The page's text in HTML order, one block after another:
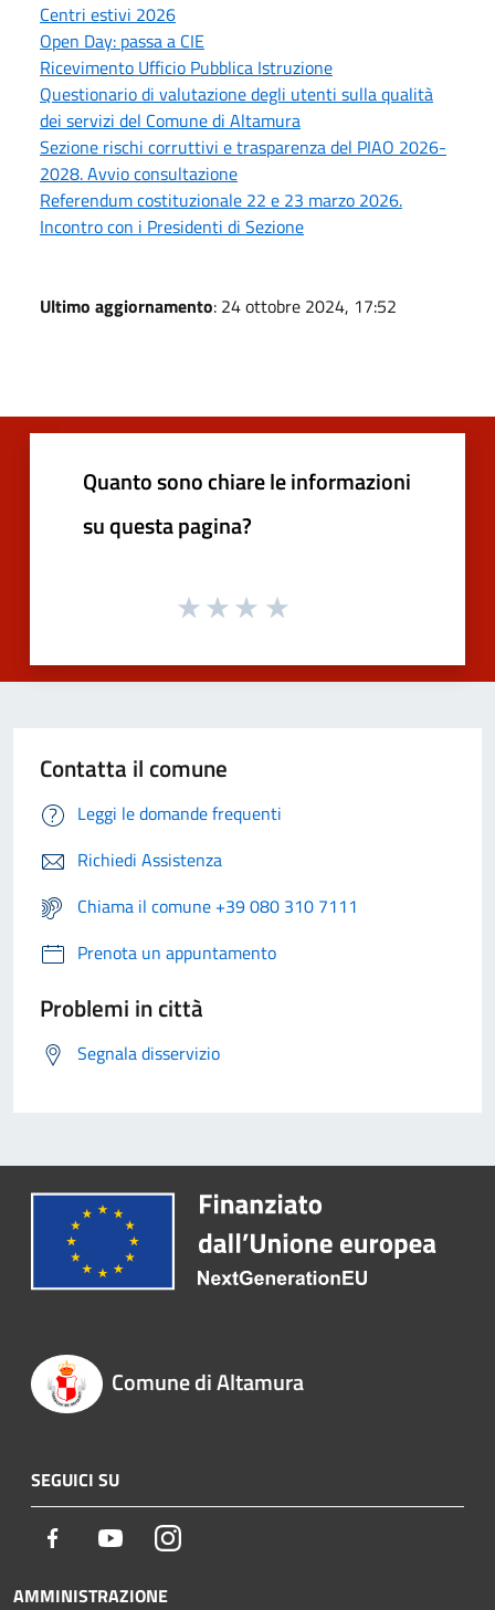
Centri estivi 2026
Open Day: passa a CIE
Ricevimento Ufficio Pubblica Istruzione
Questionario di valutazione degli utenti sulla qualità
dei servizi del Comune di Altamura
Sezione rischi corruttivi e trasparenza del PIAO 2026-
2028. Avvio consultazione
Referendum costituzionale 22 e 23 marzo 2026.
Incontro con i Presidenti di Sezione
Ultimo aggiornamento: 24 ottobre 2024, 17:52
Quanto sono chiare le informazioni
su questa pagina?
Contatta il comune
Leggi le domande frequenti
Richiedi Assistenza
Chiama il comune +39 080 310 7111
Prenota un appuntamento
Problemi in città
Segnala disservizio
Comune di Altamura
SEGUICI SU
Facebook YoutubeInstagram
AMMINISTRAZIONE